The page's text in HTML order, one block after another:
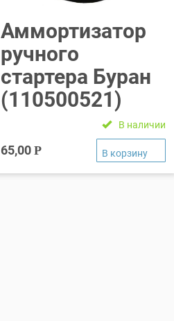
Аммортизатор
ручного
стартера Буран
(110500521)
В наличии
65,00Р